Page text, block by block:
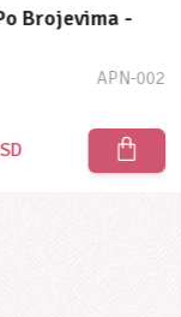
Brojevima -
APN-002